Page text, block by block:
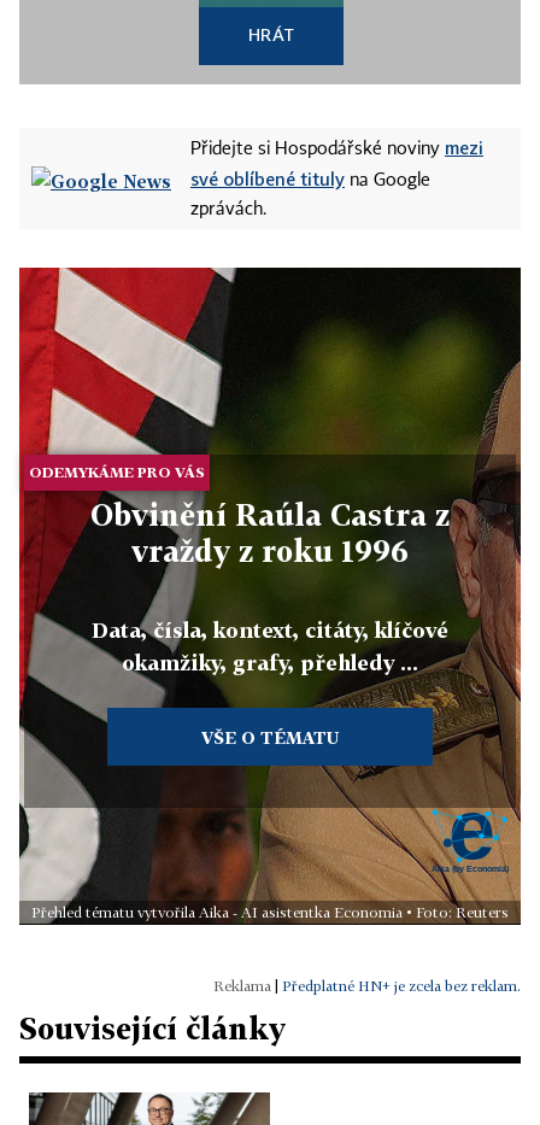
HRÁT
Přidejte si Hospodářské noviny mezi
své oblíbené tituly na Google
zprávách.
ODEMYKÁME PRO VÁS
Obvinění Raúla Castra z
vraždy z roku 1996
Data, čísla, kontext, citáty, klíčové
okamžiky, grafy, přehledy ...
VŠE O TÉMATU
Přehled tématu vytvořila Aika - AI asistentka Economia • Foto: Reuters
Předplatné HN+ je zcela bez reklam.
Související články